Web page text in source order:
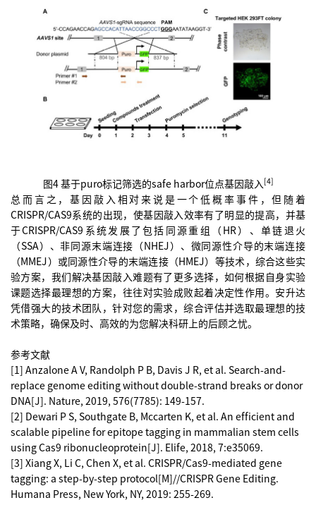
图4 基于puro标记筛选的safe harbor位点基因敲入[4]
总而言之，基因敲入相对来说是一个低概率事件，但随着
CRISPR/CAS9系统的出现，使基因敲入效率有了明显的提高，并基
于CRISPR/CAS9系统发展了包括同源重组（HR）、单链退火
（SSA）、非同源末端连接（NHEJ）、微同源性介导的末端连接
（MMEJ）或同源性介导的末端连接（HMEJ）等技术，综合这些实
验方案，我们解决基因敲入难题有了更多选择，如何根据自身实验
课题选择最理想的方案，往往对实验成败起着决定性作用。安升达
凭借强大的技术团队，针对您的需求，综合评估并选取最理想的技
术策略，确保及时、高效的为您解决科研上的后顾之忧。
参考文献
[1] Anzalone A V, Randolph P B, Davis J R, et al. Search-and-
replace genome editing without double-strand breaks or donor
DNA[J]. Nature, 2019, 576(7785): 149-157.
[2] Dewari P S, Southgate B, Mccarten K, et al. An efficient and
scalable pipeline for epitope tagging in mammalian stem cells
using Cas9 ribonucleoprotein[J]. Elife, 2018, 7:e35069.
[3] Xiang X, Li C, Chen X, et al. CRISPR/Cas9-mediated gene
tagging: a step-by-step protocol[M]//CRISPR Gene Editing.
Humana Press, New York, NY, 2019: 255-269.